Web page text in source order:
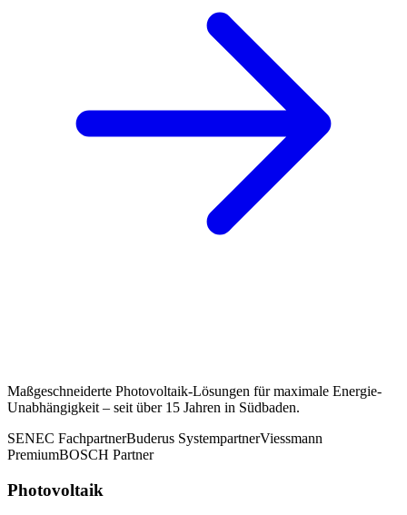
Maßgeschneiderte Photovoltaik-Lösungen für maximale Energie-
Unabhängigkeit – seit über 15 Jahren in Südbaden.
SENEC FachpartnerBuderus SystempartnerViessmann
PremiumBOSCH Partner
Photovoltaik